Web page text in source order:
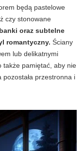
będą pastelowe
czy stonowane
oraz subtelne
romantyczny. Ściany
lub delikatnymi
także pamiętać, aby nie
przestronna i